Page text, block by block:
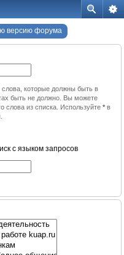
версию форума
слова, которые должны быть в
быть не должно. Вы можете
слова из списка. Используйте * в
с языком запросов